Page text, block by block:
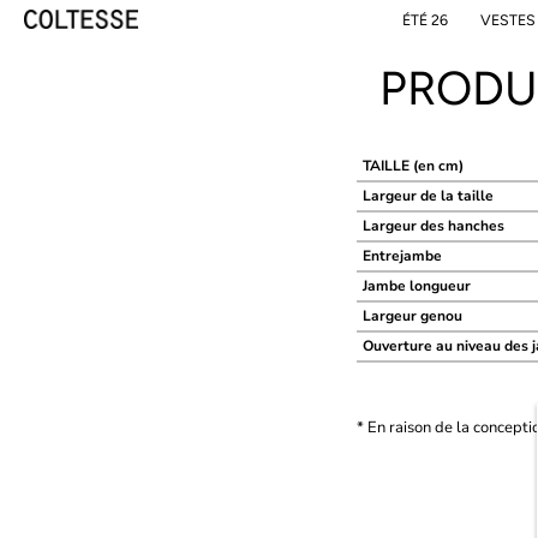
Skip
ÉTÉ 26 VESTES
TAILLE (en cm)
Largeur de la taille
Largeur des hanches
Entrejambe
Jambe longueur
Largeur genou
Ouverture au niveau des
* En raison de la